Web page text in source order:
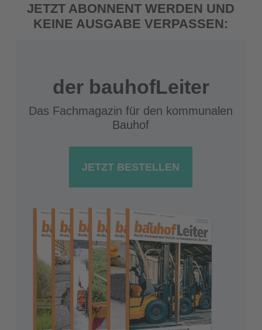
JETZT ABONNENT WERDEN UND
KEINE AUSGABE VERPASSEN:
der bauhofLeiter
Das Fachmagazin für den kommunalen
Bauhof
JETZT BESTELLEN